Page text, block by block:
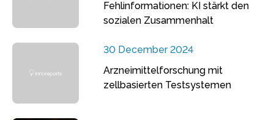
Fehlinformationen: KI stärkt den
sozialen Zusammenhalt
30 December 2024
Arzneimittelforschung mit
zellbasierten Testsystemen